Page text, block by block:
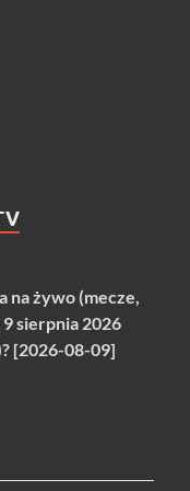
na żywo (mecze,
sierpnia 2026
[2026-08-09]